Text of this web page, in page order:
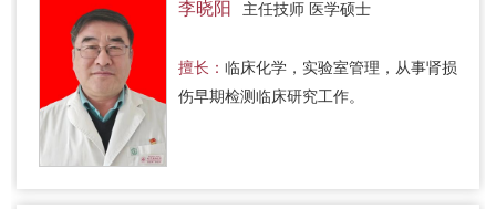
李晓阳 主任技师 医学硕士
擅长： 临床化学，实验室管理，从事肾损
伤早期检测临床研究工作。